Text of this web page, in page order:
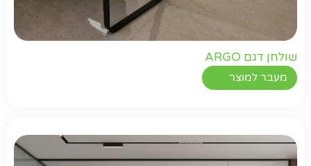
שולחן דגם ARGO
מעבר למוצר